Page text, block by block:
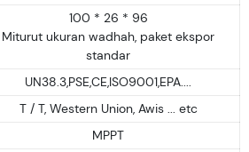
100 * 26 * 96
Miturut ukuran wadhah, paket ekspor
standar
UN38.3,PSE,CE,ISO9001,EPA....
T / T, Western Union, Awis ... etc
MPPT